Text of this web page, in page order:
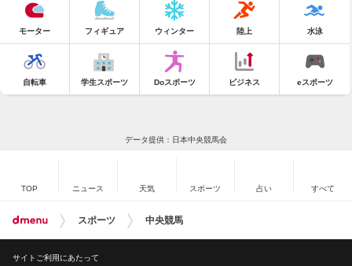
モーター フィギュア ウィンター 陸上 水泳
自転車 学生スポーツ Doスポーツ ビジネス eスポーツ
データ提供：日本中央競馬会
TOP ニュース 天気 スポーツ 占い すべて
スポーツ 中央競馬
サイトご利用にあたって